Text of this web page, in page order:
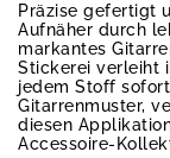
Präzise gefertigt
Aufnäher durch
markantes
Stickerei verleiht
jedem Stoff
Gitarrenmuster,
diesen
Accessoire-